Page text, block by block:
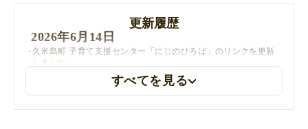
更新履歴
2026年6月14日
久米島町 子育て支援センター「にじのひろば」のリンクを更新
しました
2026年3月24日
すべてを見る